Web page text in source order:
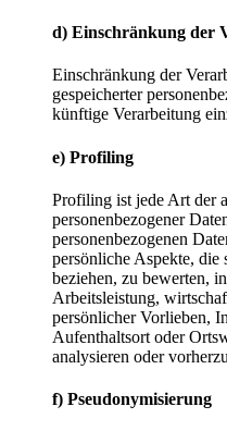
d) Einschränkung der
Einschränkung der
gespeicherter
künftige Verarbeitung
e) Profiling
Profiling ist jede Art der
personenbezogener
personenbezogenen
persönliche Aspekte, die
beziehen, zu bewerten,
Arbeitsleistung,
persönlicher Vorlieben,
Aufenthaltsort oder
analysieren oder
f) Pseudonymisierung